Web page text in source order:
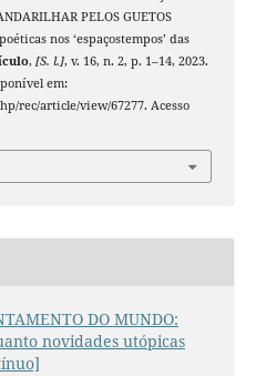
PELOS GUETOS
nos ‘espaçostempos’ das
, [S. l.], v. 16, n. 2, p. 1–14, 2023.
em:
rec/article/view/67277. Acesso
DO MUNDO:
novidades utópicas